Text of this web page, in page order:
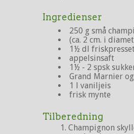
Ingredienser
250 g små
(ca. 2 cm. i
1½ dl friskpresset
appelsinsaft
1½ - 2 spsk
Grand Marnier
1 l vaniljeis
frisk mynte
Tilberedning
Champignon